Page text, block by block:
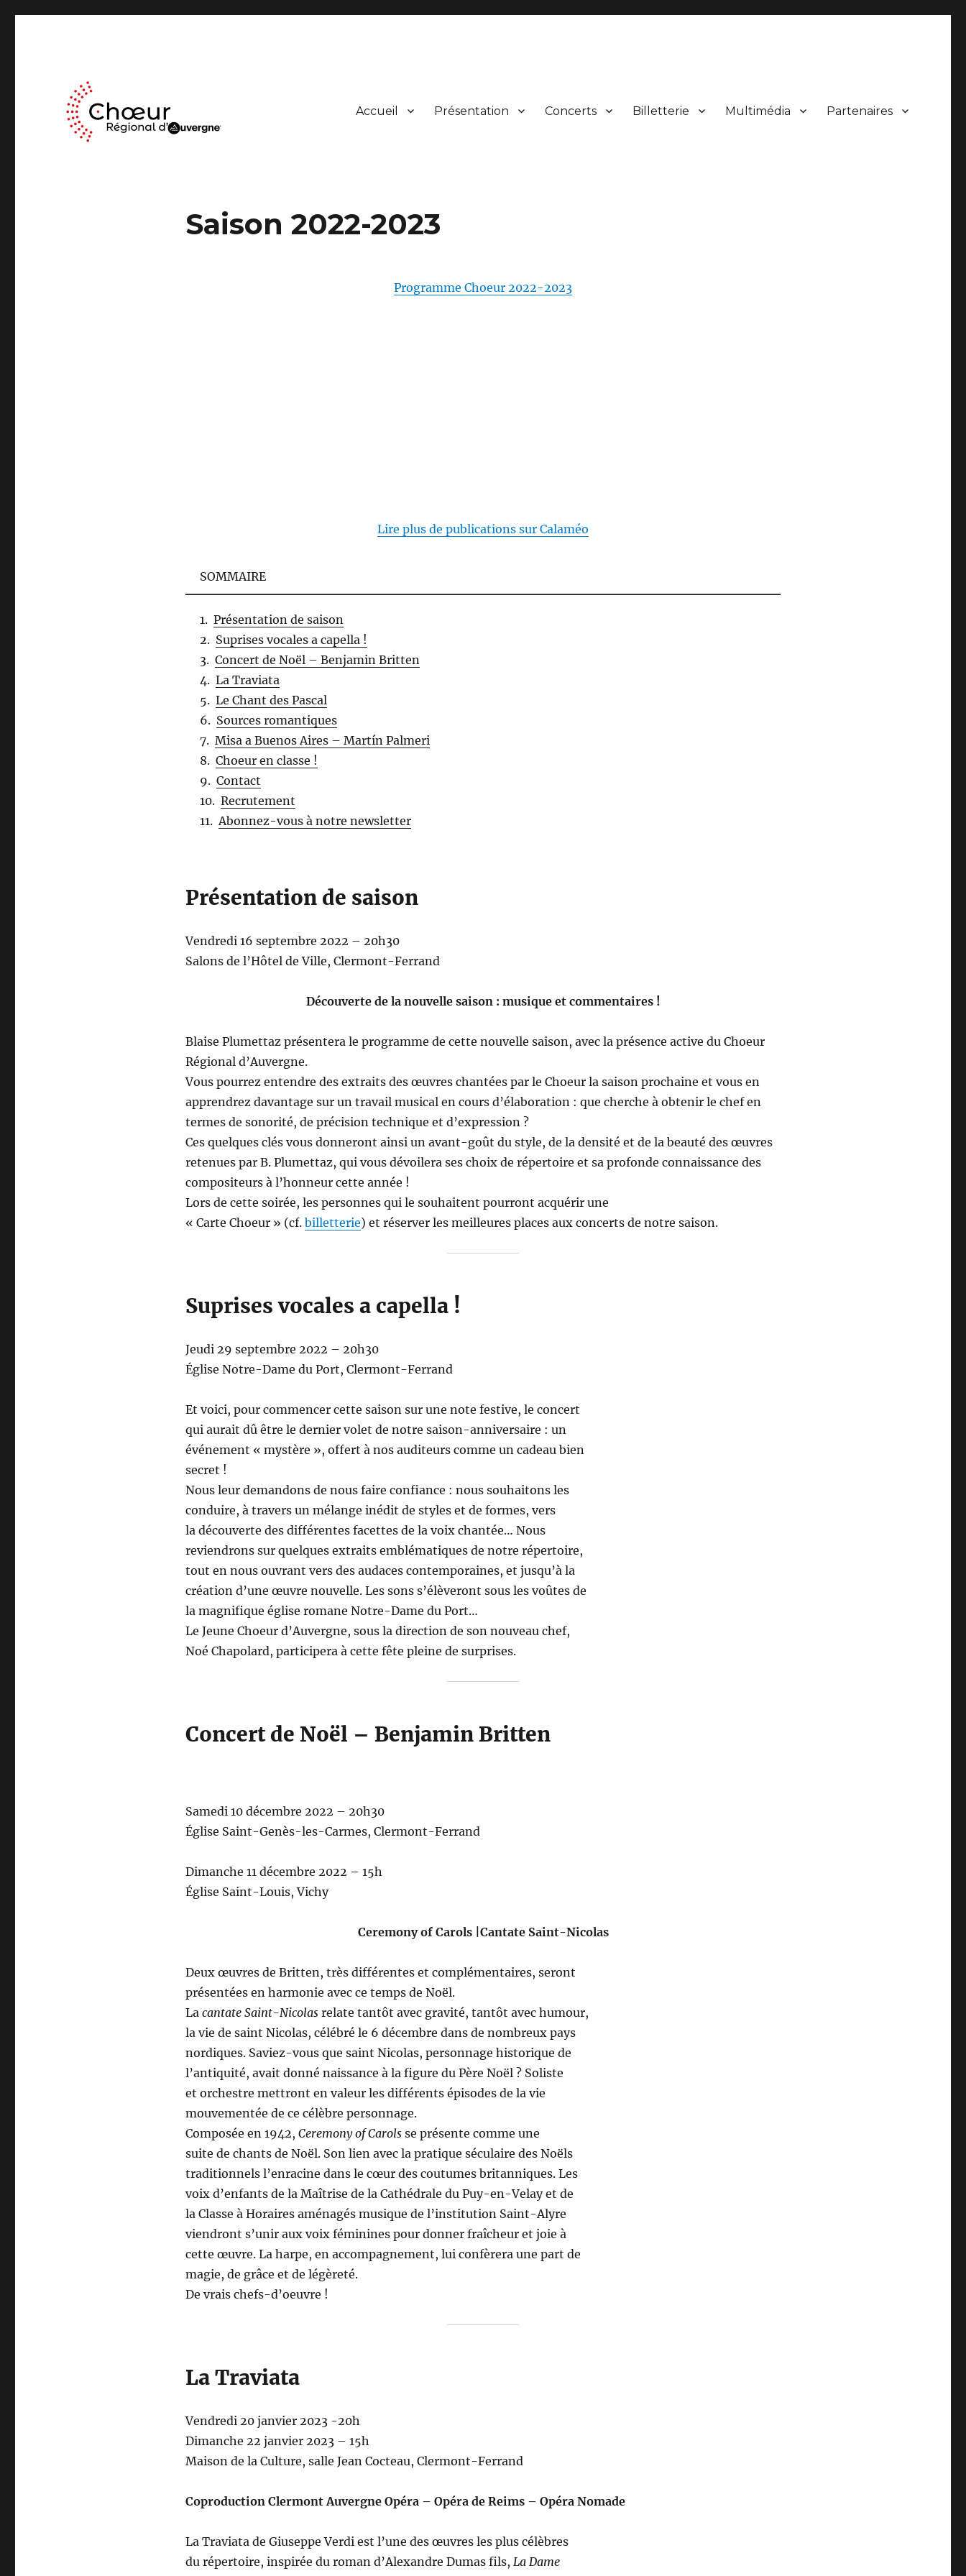
Accueil Présentation Concerts Billetterie Multimédia Partenaires
Saison 2022-2023
Programme Choeur 2022-2023
Lire plus de publications sur Calaméo
SOMMAIRE
Présentation de saison
Suprises vocales a capella !
Concert de Noël – Benjamin Britten
La Traviata
Le Chant des Pascal
Sources romantiques
Misa a Buenos Aires – Martín Palmeri
Choeur en classe !
Contact
Recrutement
Abonnez-vous à notre newsletter
Présentation de saison
Vendredi 16 septembre 2022 – 20h30
Salons de l’Hôtel de Ville, Clermont-Ferrand
Découverte de la nouvelle saison : musique et commentaires !
Blaise Plumettaz présentera le programme de cette nouvelle saison, avec la présence active du Choeur
Régional d’Auvergne.
Vous pourrez entendre des extraits des œuvres chantées par le Choeur la saison prochaine et vous en
apprendrez davantage sur un travail musical en cours d’élaboration : que cherche à obtenir le chef en
termes de sonorité, de précision technique et d’expression ?
Ces quelques clés vous donneront ainsi un avant-goût du style, de la densité et de la beauté des œuvres
retenues par B. Plumettaz, qui vous dévoilera ses choix de répertoire et sa profonde connaissance des
compositeurs à l’honneur cette année !
Lors de cette soirée, les personnes qui le souhaitent pourront acquérir une
« Carte Choeur » (cf. billetterie) et réserver les meilleures places aux concerts de notre saison.
Suprises vocales a capella !
Jeudi 29 septembre 2022 – 20h30
Église Notre-Dame du Port, Clermont-Ferrand
Et voici, pour commencer cette saison sur une note festive, le concert
qui aurait dû être le dernier volet de notre saison-anniversaire : un
événement « mystère », offert à nos auditeurs comme un cadeau bien
secret !
Nous leur demandons de nous faire confiance : nous souhaitons les
conduire, à travers un mélange inédit de styles et de formes, vers
la découverte des différentes facettes de la voix chantée… Nous
reviendrons sur quelques extraits emblématiques de notre répertoire,
tout en nous ouvrant vers des audaces contemporaines, et jusqu’à la
création d’une œuvre nouvelle. Les sons s’élèveront sous les voûtes de
la magnifique église romane Notre-Dame du Port…
Le Jeune Choeur d’Auvergne, sous la direction de son nouveau chef,
Noé Chapolard, participera à cette fête pleine de surprises.
Concert de Noël – Benjamin Britten
Samedi 10 décembre 2022 – 20h30
Église Saint-Genès-les-Carmes, Clermont-Ferrand
Dimanche 11 décembre 2022 – 15h
Église Saint-Louis, Vichy
Ceremony of Carols |Cantate Saint-Nicolas
Deux œuvres de Britten, très différentes et complémentaires, seront
présentées en harmonie avec ce temps de Noël.
La cantate Saint-Nicolasrelate tantôt avec gravité, tantôt avec humour,
la vie de saint Nicolas, célébré le 6 décembre dans de nombreux pays
nordiques. Saviez-vous que saint Nicolas, personnage historique de
l’antiquité, avait donné naissance à la figure du Père Noël ? Soliste
et orchestre mettront en valeur les différents épisodes de la vie
mouvementée de ce célèbre personnage.
Composée en 1942, Ceremony of Carols se présente comme une
suite de chants de Noël. Son lien avec la pratique séculaire des Noëls
traditionnels l’enracine dans le cœur des coutumes britanniques. Les
voix d’enfants de la Maîtrise de la Cathédrale du Puy-en-Velay et de
la Classe à Horaires aménagés musique de l’institution Saint-Alyre
viendront s’unir aux voix féminines pour donner fraîcheur et joie à
cette œuvre. La harpe, en accompagnement, lui confèrera une part de
magie, de grâce et de légèreté.
De vrais chefs-d’oeuvre !
La Traviata
Vendredi 20 janvier 2023 -20h
Dimanche 22 janvier 2023 – 15h
Maison de la Culture, salle Jean Cocteau, Clermont-Ferrand
Coproduction Clermont Auvergne Opéra – Opéra de Reims – Opéra Nomade
La Traviata de Giuseppe Verdi est l’une des œuvres les plus célèbres
du répertoire, inspirée du roman d’Alexandre Dumas fils, La Dame